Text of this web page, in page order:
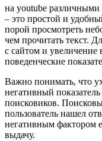
на youtube различными
– это простой и
порой просмотреть
чем прочитать текст.
с сайтом и
поведенческие
Важно понимать, что
негативный
поисковиков.
пользователь нашел
негативным фактором
выдачу.